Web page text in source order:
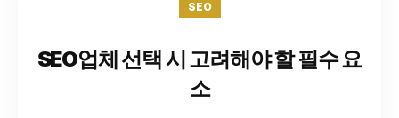
SEO
SEO업체 선택 시 고려해야 할 필수 요
소